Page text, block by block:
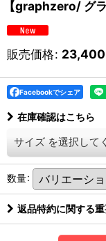
【graphzero/ グ
販売価格: 23,400
Facebookでシェア
在庫確認はこちら
サイズ を選択して
数量:
返品特約に関する